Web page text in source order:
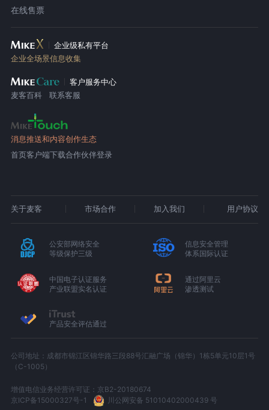
在线售票
企业级私有平台
企业全场景信息收集
客户服务中心
麦客百科
联系客服
消息推送和内容创作生态
首页客户端下载合作伙伴登录
关于麦客 市场合作 加入我们 用户协议
公安部网络安全
等级保护三级
信息安全管理
体系国际认证
中国电子认证服务
产业联盟实名认证
通过阿里云
渗透测试
产品安全评估通过
公司地址：成都市锦江区锦华路三段88号汇融广场（锦华）1栋5单元10层1号
（C-1005）
增值电信业务经营许可证：京B2-20180674
京ICP备15000327号-1
川公网安备 51010402000439 号